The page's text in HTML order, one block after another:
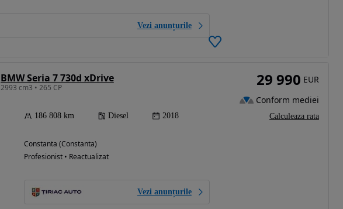
Vezi anunțurile
BMW Seria 7 730d xDrive
2993 cm3 • 265 CP
186 808 km Diesel 2018
Constanta (Constanta)
Profesionist • Reactualizat
Vezi anunțurile
29 990 EUR
Conform mediei
Calculeaza rata